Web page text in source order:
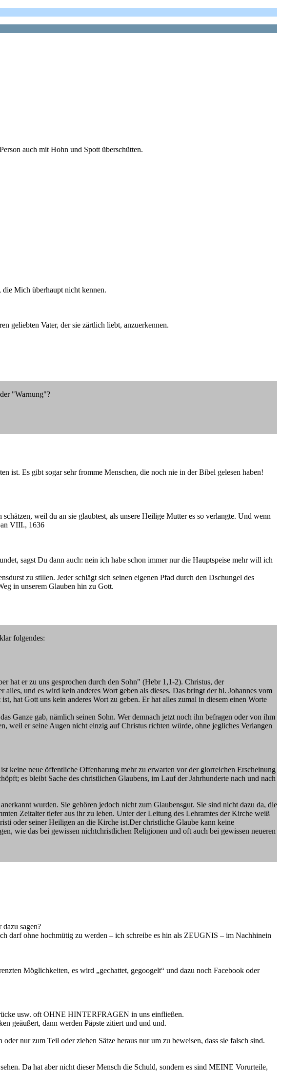
auch mit Hohn und Spott überschütten.
die Mich überhaupt nicht kennen.
geliebten Vater, der sie zärtlich liebt, anzuerkennen.
"Warnung"?
ist. Es gibt sogar sehr fromme Menschen, die noch nie in der Bibel gelesen haben!
weil du an sie glaubtest, als unsere Heilige Mutter es so verlangte. Und wenn
VIII., 1636
sagst Du dann auch: nein ich habe schon immer nur die Hauptspeise mehr will ich
zu stillen. Jeder schlägt sich seinen eigenen Pfad durch den Dschungel des
in unserem Glauben hin zu Gott.
folgendes:
hat er zu uns gesprochen durch den Sohn" (Hebr 1,1-2). Christus, der
und es wird kein anderes Wort geben als dieses. Das bringt der hl. Johannes vom
hat Gott uns kein anderes Wort zu geben. Er hat alles zumal in diesem einen Worte
Ganze gab, nämlich seinen Sohn. Wer demnach jetzt noch ihn befragen oder von ihm
weil er seine Augen nicht einzig auf Christus richten würde, ohne jegliches Verlangen
keine neue öffentliche Offenbarung mehr zu erwarten vor der glorreichen Erscheinung
es bleibt Sache des christlichen Glaubens, im Lauf der Jahrhunderte nach und nach
wurden. Sie gehören jedoch nicht zum Glaubensgut. Sie sind nicht dazu da, die
Zeitalter tiefer aus ihr zu leben. Unter der Leitung des Lehramtes der Kirche weiß
oder seiner Heiligen an die Kirche ist.Der christliche Glaube kann keine
wie das bei gewissen nichtchristlichen Religionen und oft auch bei gewissen neueren
sagen?
darf ohne hochmütig zu werden – ich schreibe es hin als ZEUGNIS – im Nachhinein
Möglichkeiten, es wird „gechattet, gegoogelt“ und dazu noch Facebook oder
usw. oft OHNE HINTERFRAGEN in uns einfließen.
geäußert, dann werden Päpste zitiert und und und.
nur zum Teil oder ziehen Sätze heraus nur um zu beweisen, dass sie falsch sind.
Da hat aber nicht dieser Mensch die Schuld, sondern es sind MEINE Vorurteile,